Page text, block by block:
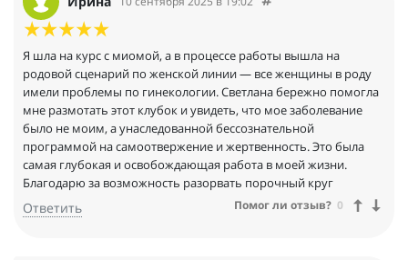
Я шла на курс с миомой, а в процессе работы вышла на
родовой сценарий по женской линии — все женщины в роду
имели проблемы по гинекологии. Светлана бережно помогла
мне размотать этот клубок и увидеть, что мое заболевание
было не моим, а унаследованной бессознательной
программой на самоотвержение и жертвенность. Это была
самая глубокая и освобождающая работа в моей жизни.
Благодарю за возможность разорвать порочный круг
Ответить Помог ли отзыв? 0